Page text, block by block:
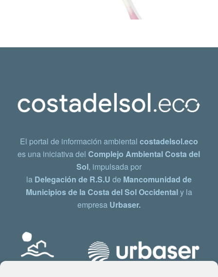
El portal de información ambiental costadelsol.eco
es una iniciativa delComplejo Ambiental Costa del
Sol, impulsada por
la Delegación de R.S.U de Mancomunidad de
Municipios de la Costa del Sol Occidentaly la
empresa Urbaser.